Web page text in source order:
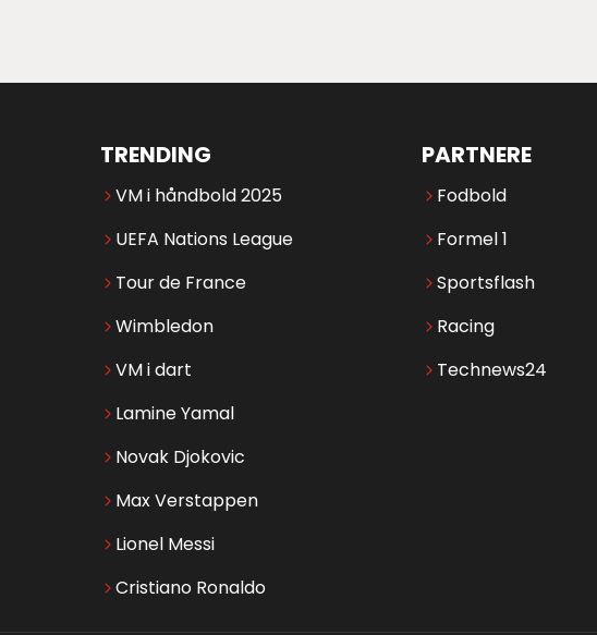
TRENDING
VM i håndbold 2025
UEFA Nations League
Tour de France
Wimbledon
VM i dart
Lamine Yamal
Novak Djokovic
Max Verstappen
Lionel Messi
Cristiano Ronaldo
PARTNERE
Fodbold
Formel 1
Sportsflash
Racing
Technews24